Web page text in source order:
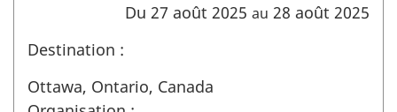
Du 27 août 2025 au 28 août 2025
Destination :
Ottawa, Ontario, Canada